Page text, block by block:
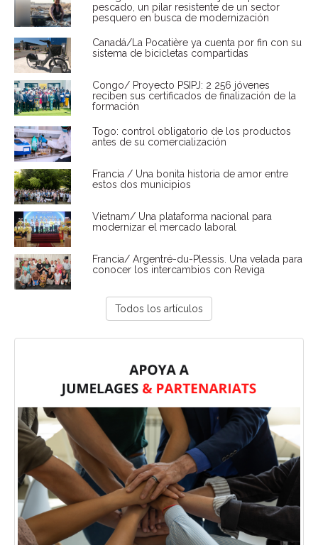
pescado, un pilar resistente de un sector
pesquero en busca de modernización
Canadá/La Pocatière ya cuenta por fin con su
sistema de bicicletas compartidas
Congo/ Proyecto PSIPJ: 2 256 jóvenes
reciben sus certificados de finalización de la
formación
Togo: control obligatorio de los productos
antes de su comercialización
Francia / Una bonita historia de amor entre
estos dos municipios
Vietnam/ Una plataforma nacional para
modernizar el mercado laboral
Francia/ Argentré-du-Plessis. Una velada para
conocer los intercambios con Reviga
Todos los artículos